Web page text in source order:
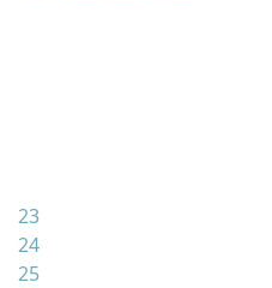
23
24
25